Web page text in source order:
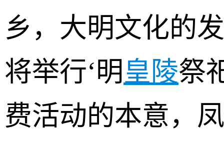
乡，大明文化的
将举行‘明 皇陵祭
费活动的本意，